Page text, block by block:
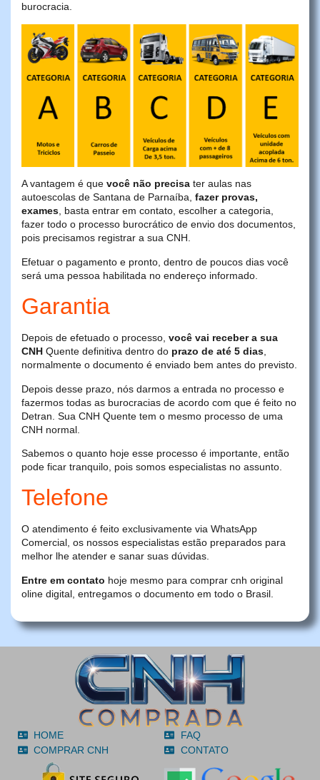
burocracia.
A vantagem é que você não precisa ter aulas nas
autoescolas de Santana de Parnaíba, fazer provas,
exames, basta entrar em contato, escolher a categoria,
fazer todo o processo burocrático de envio dos documentos,
pois precisamos registrar a sua CNH.
Efetuar o pagamento e pronto, dentro de poucos dias você
será uma pessoa habilitada no endereço informado.
Garantia
Depois de efetuado o processo, você vai receber a sua
CNH Quente definitiva dentro do prazo de até 5 dias,
normalmente o documento é enviado bem antes do previsto.
Depois desse prazo, nós darmos a entrada no processo e
fazermos todas as burocracias de acordo com que é feito no
Detran. Sua CNH Quente tem o mesmo processo de uma
CNH normal.
Sabemos o quanto hoje esse processo é importante, então
pode ficar tranquilo, pois somos especialistas no assunto.
Telefone
O atendimento é feito exclusivamente via WhatsApp
Comercial, os nossos especialistas estão preparados para
melhor lhe atender e sanar suas dúvidas.
Entre em contato hoje mesmo para comprar cnh original
oline digital, entregamos o documento em todo o Brasil.
HOME
COMPRAR CNH
FAQ
CONTATO